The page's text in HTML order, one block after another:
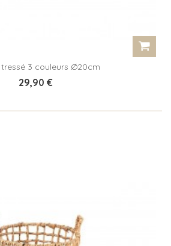
tressé 3 couleurs Ø20cm
29,90 €